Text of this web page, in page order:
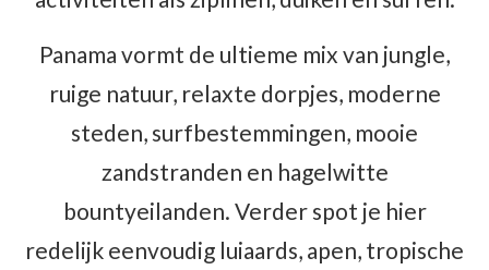
Panama vormt de ultieme mix van jungle,
ruige natuur, relaxte dorpjes, moderne
steden, surfbestemmingen, mooie
zandstranden en hagelwitte
bountyeilanden. Verder spot je hier
redelijk eenvoudig luiaards, apen, tropische